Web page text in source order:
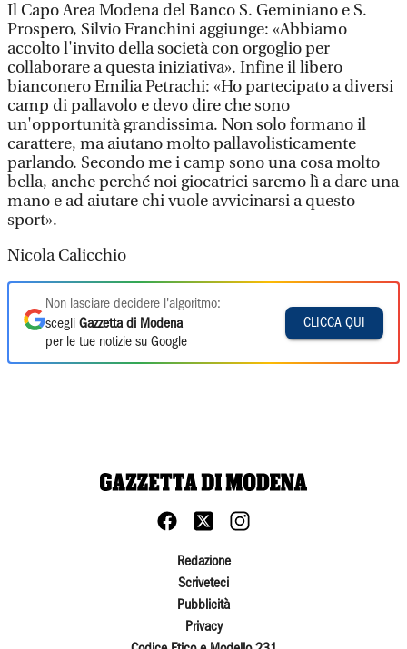
Il Capo Area Modena del Banco S. Geminiano e S.
Prospero, Silvio Franchini aggiunge: «Abbiamo
accolto l'invito della società con orgoglio per
collaborare a questa iniziativa». Infine il libero
bianconero Emilia Petrachi: «Ho partecipato a diversi
camp di pallavolo e devo dire che sono
un'opportunità grandissima. Non solo formano il
carattere, ma aiutano molto pallavolisticamente
parlando. Secondo me i camp sono una cosa molto
bella, anche perché noi giocatrici saremo lì a dare una
mano e ad aiutare chi vuole avvicinarsi a questo
sport».
Nicola Calicchio
Non lasciare decidere l'algoritmo:
scegli Gazzetta di Modena
per le tue notizie su Google
CLICCA QUI
Redazione
Scriveteci
Pubblicità
Privacy